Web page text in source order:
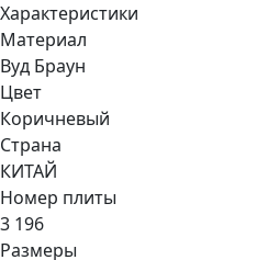
Характеристики
Материал
Вуд Браун
Цвет
Коричневый
Страна
КИТАЙ
Номер плиты
3 196
Размеры